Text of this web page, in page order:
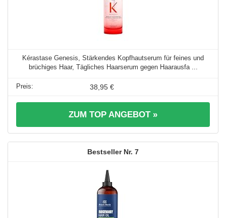
Kérastase Genesis, Stärkendes Kopfhautserum für feines und
brüchiges Haar, Tägliches Haarserum gegen Haarausfa ...
38,95 €
ZUM TOP ANGEBOT »
7